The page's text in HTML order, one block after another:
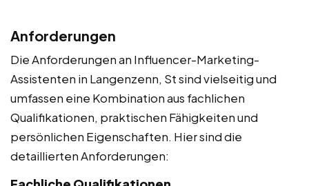
Anforderungen
Die Anforderungen an Influencer-Marketing-
Assistenten in Langenzenn, St sind vielseitig und
umfassen eine Kombination aus fachlichen
Qualifikationen, praktischen Fähigkeiten und
persönlichen Eigenschaften. Hier sind die
detaillierten Anforderungen: